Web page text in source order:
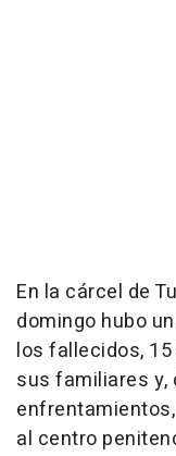
En la cárcel de
domingo hubo
los fallecidos,
sus familiares y,
al centro